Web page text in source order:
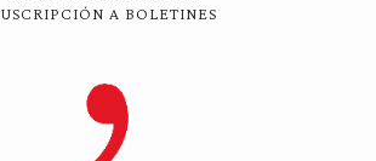
A BOLETINES